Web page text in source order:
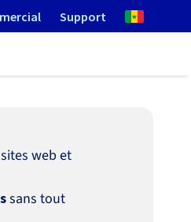
Support
web et
sans tout